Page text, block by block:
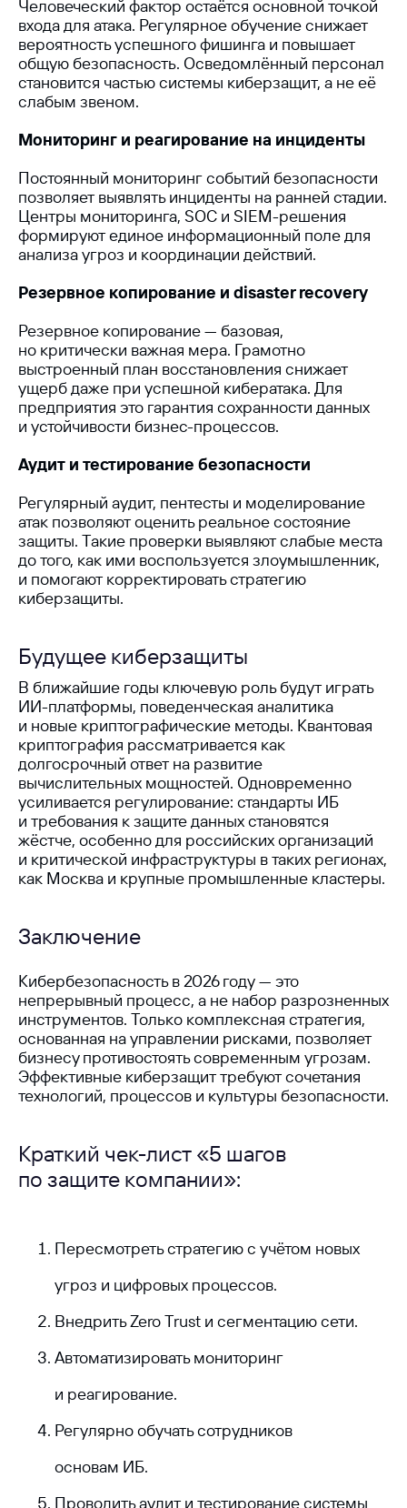
Человеческий фактор остаётся основной точкой
входа для атака. Регулярное обучение снижает
вероятность успешного фишинга и повышает
общую безопасность. Осведомлённый персонал
становится частью системы киберзащит, а не её
слабым звеном.
Мониторинг и реагирование на инциденты
Постоянный мониторинг событий безопасности
позволяет выявлять инциденты на ранней стадии.
Центры мониторинга, SOC и SIEM-решения
формируют единое информационный поле для
анализа угроз и координации действий.
Резервное копирование и disaster recovery
Резервное копирование — базовая,
но критически важная мера. Грамотно
выстроенный план восстановления снижает
ущерб даже при успешной кибератака. Для
предприятия это гарантия сохранности данных
и устойчивости бизнес-процессов.
Аудит и тестирование безопасности
Регулярный аудит, пентесты и моделирование
атак позволяют оценить реальное состояние
защиты. Такие проверки выявляют слабые места
до того, как ими воспользуется злоумышленник,
и помогают корректировать стратегию
киберзащиты.
Будущее киберзащиты
В ближайшие годы ключевую роль будут играть
ИИ-платформы, поведенческая аналитика
и новые криптографические методы. Квантовая
криптография рассматривается как
долгосрочный ответ на развитие
вычислительных мощностей. Одновременно
усиливается регулирование: стандарты ИБ
и требования к защите данных становятся
жёстче, особенно для российских организаций
и критической инфраструктуры в таких регионах,
как Москва и крупные промышленные кластеры.
Заключение
Кибербезопасность в 2026 году — это
непрерывный процесс, а не набор разрозненных
инструментов. Только комплексная стратегия,
основанная на управлении рисками, позволяет
бизнесу противостоять современным угрозам.
Эффективные киберзащит требуют сочетания
технологий, процессов и культуры безопасности.
Краткий чек-лист «5 шагов
по защите компании»:
Пересмотреть стратегию с учётом новых
угроз и цифровых процессов.
Внедрить Zero Trust и сегментацию сети.
Автоматизировать мониторинг
и реагирование.
Регулярно обучать сотрудников
основам ИБ.
Проводить аудит и тестирование системы
Узнайте, как
аналогичную задачу
можно решить в вашей
компании
+7
Я согласен(а) с политикой обработки персональных
данных
Оставить заявку
Другие
публикации
по теме
ИНН 6670208848